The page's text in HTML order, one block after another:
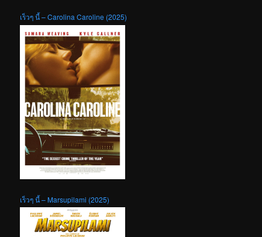
เร็วๆ นี้ – Carolina Caroline (2025)
เร็วๆ นี้ – Marsupilami (2025)